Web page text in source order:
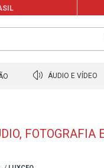
ÁUDIO E VÍDEO
FOTOGRAFIA